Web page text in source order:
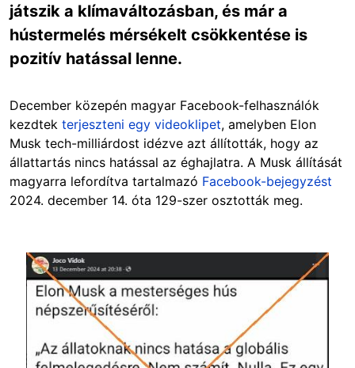
játszik a klímaváltozásban, és már a
hústermelés mérsékelt csökkentése is
pozitív hatással lenne.
December közepén magyar Facebook-felhasználók
kezdtek terjeszteni egy videoklipet, amelyben Elon
Musk tech-milliárdost idézve azt állították, hogy az
állattartás nincs hatással az éghajlatra. A Musk állítását
magyarra lefordítva tartalmazó Facebook-bejegyzést
2024. december 14. óta 129-szer osztották meg.
Image